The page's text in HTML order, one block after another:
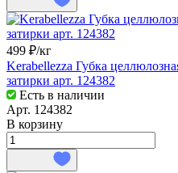
499 ₽/кг
Kerabellezza Губка
затирки арт. 124382
Есть в наличии
Арт. 124382
В корзину